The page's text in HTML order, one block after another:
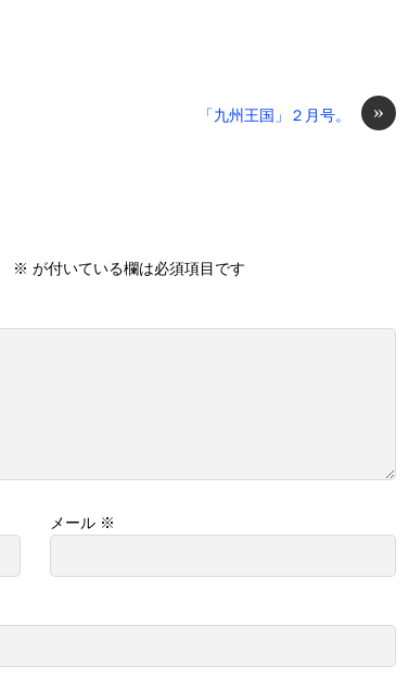
»
「九州王国」２月号。
※ が付いている欄は必須項目です
メール ※